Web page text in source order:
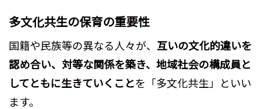
多文化共生の保育の重要性
国籍や民族等の異なる人々が、 互いの文化的違いを
認め合い、対等な関係を築き、地域社会の構成員と
してともに生きていくことを「多文化共生」といい
ます。